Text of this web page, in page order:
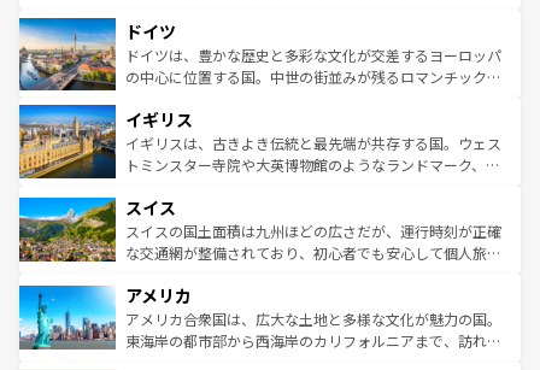
せる。地方によって風土や気候が異なるスペインはその個
性で訪れる人を魅了する。 なお、新着のスペイン情報は コ
ンテンツ一覧を参照してほしい。
で、幅広い魅力が詰まっている。華麗な宮殿、歴史的な大
聖堂、美しいビーチ、そして豊かな自然が、訪れる者を心
から魅了する。また、フランスは美食の国としても知ら
いる。シャンパンの発祥地であるランス、プロヴァンスの
香り高いラベンダー畑など、多彩な楽しみ方が可能だ。さ
らに、パリ以外の地域にも魅力が溢れており、どの街角に
れる地方に足を運ぶとそれぞれで全く異なる文化を体験で
きるだろう。 なお、新着のフランス情報はコンテンツ一覧
を参照してほしい。
ドイツ
ドイツは、豊かな歴史と多彩な文化が交差するヨーロッパ
の中心に位置する国。中世の街並みが残るロマンチック街
顔を持つこの国は、どこを歩いても飽きることがない。ベ
ルリンの文化的活気、バイエルン州のアルプスの絶景、そ
してライン川沿いのワイン畑といった風景は必見。ビール
は、お酒好きな人にはぜひ体験してほしい。 なお、新着の
ドイツ情報はコンテンツ一覧を参照してほしい。
イギリス
イギリスは、古きよき伝統と最先端が共存する国。ウェス
トミンスター寺院や大英博物館のようなランドマーク、歴
リアごとに異なる魅力がある。また、優雅なアフタヌーン
ティー、ビール好きにはたまらない英国パブ、サッカー観
戦など、本場だからこそできる体験も豊富。イギリスを旅
ンツ一覧を参照してほしい。
スイス
スイスの国土面積は九州ほどの広さだが、運行時刻が正確
な交通網が整備されており、初心者でも安心して個人旅行
の建物がそのまま残る町や、スイスならではのユニークな
博物館もあり、アルプス観光だけでなく町歩きも満喫する
ことができる。国民の所得が高いため物価も高いが、旅行
アメリカ
アメリカ合衆国は、広大な土地と多様な文化が魅力の国。
東海岸の都市部から西海岸のカリフォルニアまで、訪れる